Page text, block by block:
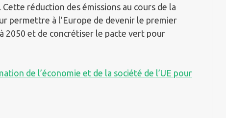
réduction des émissions au cours de la
permettre à l’Europe de devenir le premier
2050 et de concrétiser le pacte vert pour
de l’économie et de la société de l’UE pour